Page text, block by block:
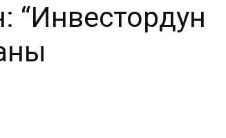
“Инвестордун